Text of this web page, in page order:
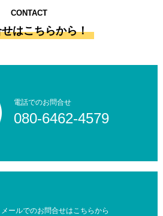
CONTACT
はこちらから！
電話でのお問合せ
080-6462-4579
メールでのお問合せはこちらから